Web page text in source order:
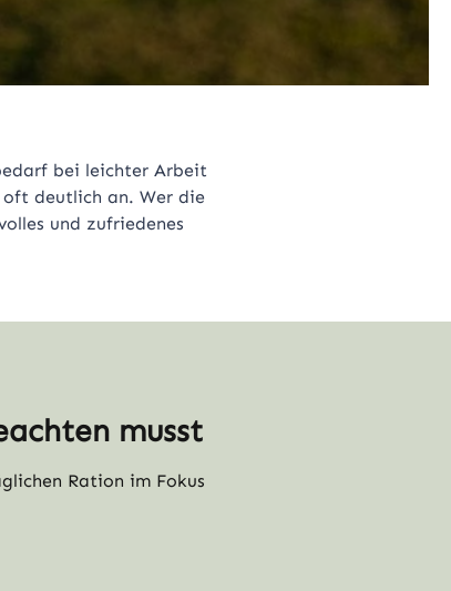
bei leichter Arbeit
deutlich an. Wer die
und zufriedenes
musst
Ration im Fokus